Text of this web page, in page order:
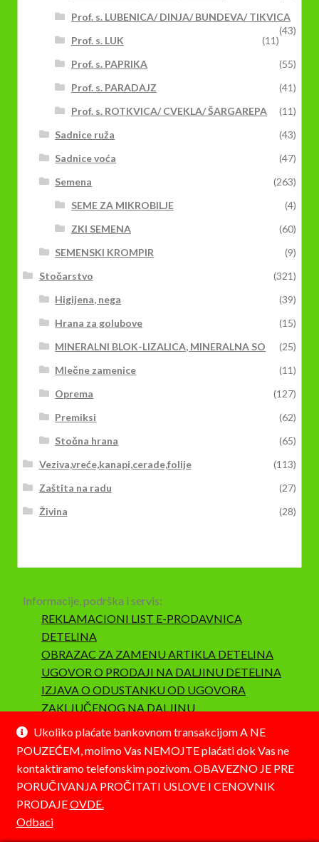
Ukoliko plaćate bankovnom transakcijom A NE
POUZEĆEM, molimo Vas NEMOJTE plaćati dok Vas ne
kontaktiramo telefonskim pozivom. OBAVEZNO JE PRE
PORUČIVANJA PROČITATI USLOVE I CENOVNIK
PRODAJEOVDE.
Odbaci
Prof. s. LUBENICA/ DINJA/ BUNDEVA/ TIKVICA
(43)
Prof. s. LUK
(11)
Prof. s. PAPRIKA
(55)
Prof. s. PARADAJZ
(41)
Prof. s. ROTKVICA/ CVEKLA/ ŠARGAREPA
(11)
Sadnice ruža
(43)
Sadnice voća
(47)
Semena
(263)
SEME ZA MIKROBILJE
(4)
ZKI SEMENA
(60)
SEMENSKI KROMPIR
(9)
Stočarstvo
(321)
Higijena, nega
(39)
Hrana za golubove
(15)
MINERALNI BLOK-LIZALICA, MINERALNA SO
(25)
Mlečne zamenice
(11)
Oprema
(127)
Premiksi
(62)
Stočna hrana
(65)
Veziva,vreće,kanapi,cerade,folije
(113)
Zaštita na radu
(27)
Živina
(28)
Informacije, podrška i servis:
REKLAMACIONI LIST E-PRODAVNICA
DETELINA
OBRAZAC ZA ZAMENU ARTIKLA DETELINA
UGOVOR O PRODAJI NA DALJINU DETELINA
IZJAVA O ODUSTANKU OD UGOVORA
ZAKLJUČENOG NA DALJINU
SAOBRAZNOST I REKLAMACIJA
© Detelina 2026